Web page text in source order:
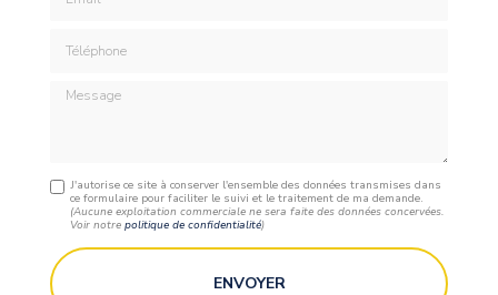
Message
J'autorise ce site à conserver l'ensemble des données transmises dans
ce formulaire pour faciliter le suivi et le traitement de ma demande.
(Aucune exploitation commerciale ne sera faite des données concervées.
Voir notrepolitique de confidentialité)